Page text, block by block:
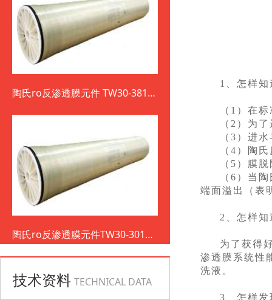
陶氏ro反渗透膜元件 TW30-3812-
陶氏ro反渗透膜元件TW30-3012-
500
技术资料 TECHNICAL DATA
1、怎样知
（1）在
（2）为
（3）进
（4）陶
（5）膜
（6）当
端面溢出（表
2、怎样
为了获得
渗透膜系统性
洗液。
3、怎样